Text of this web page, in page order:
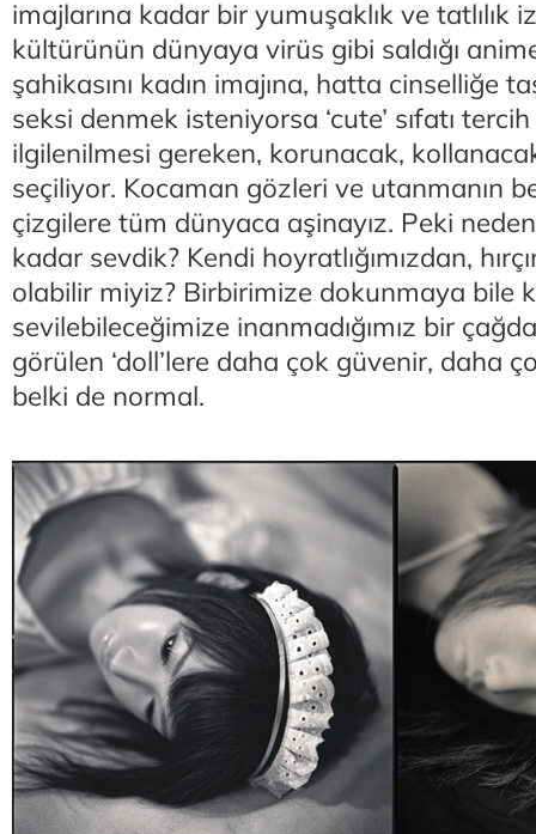
imajlarına kadar bir yumuşaklık ve tatlılık
kültürünün dünyaya virüs gibi saldığı
şahikasını kadın imajına, hatta cinselliğe
seksi denmek isteniyorsa ‘cute’ sıfatı
ilgilenilmesi gereken, korunacak,
seçiliyor. Kocaman gözleri ve utanmanın
çizgilere tüm dünyaca aşinayız. Peki
kadar sevdik? Kendi hoyratlığımızdan,
olabilir miyiz? Birbirimize dokunmaya bile
sevilebileceğimize inanmadığımız bir
görülen ‘doll’lere daha çok güvenir, daha
belki de normal.